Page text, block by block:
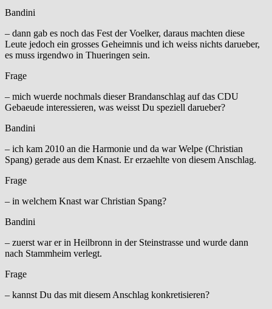
Bandini
– dann gab es noch das Fest der Voelker, daraus machten diese
Leute jedoch ein grosses Geheimnis und ich weiss nichts darueber,
es muss irgendwo in Thueringen sein.
Frage
– mich wuerde nochmals dieser Brandanschlag auf das CDU
Gebaeude interessieren, was weisst Du speziell darueber?
Bandini
– ich kam 2010 an die Harmonie und da war Welpe (Christian
Spang) gerade aus dem Knast. Er erzaehlte von diesem Anschlag.
Frage
– in welchem Knast war Christian Spang?
Bandini
– zuerst war er in Heilbronn in der Steinstrasse und wurde dann
nach Stammheim verlegt.
Frage
– kannst Du das mit diesem Anschlag konkretisieren?